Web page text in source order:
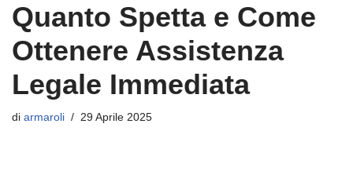
Quanto Spetta e Come
Ottenere Assistenza
Legale Immediata
di armaroli 29 Aprile 2025